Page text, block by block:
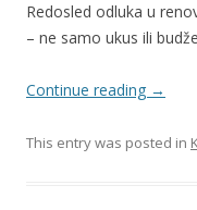
Redosled odluka u
– ne samo ukus ili
Continue reading →
This entry was posted in